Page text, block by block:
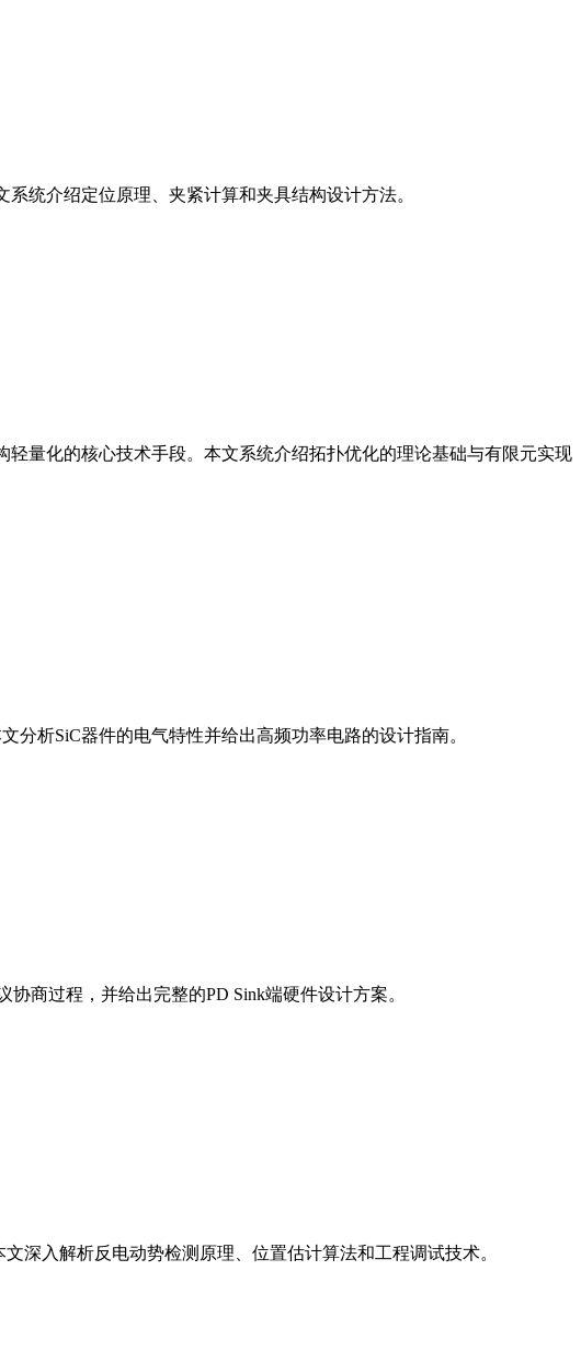
统介绍定位原理、夹紧计算和夹具结构设计方法。
量化的核心技术手段。本文系统介绍拓扑优化的理论基础与有限元实现
析SiC器件的电气特性并给出高频功率电路的设计指南。
商过程，并给出完整的PD Sink端硬件设计方案。
深入解析反电动势检测原理、位置估计算法和工程调试技术。